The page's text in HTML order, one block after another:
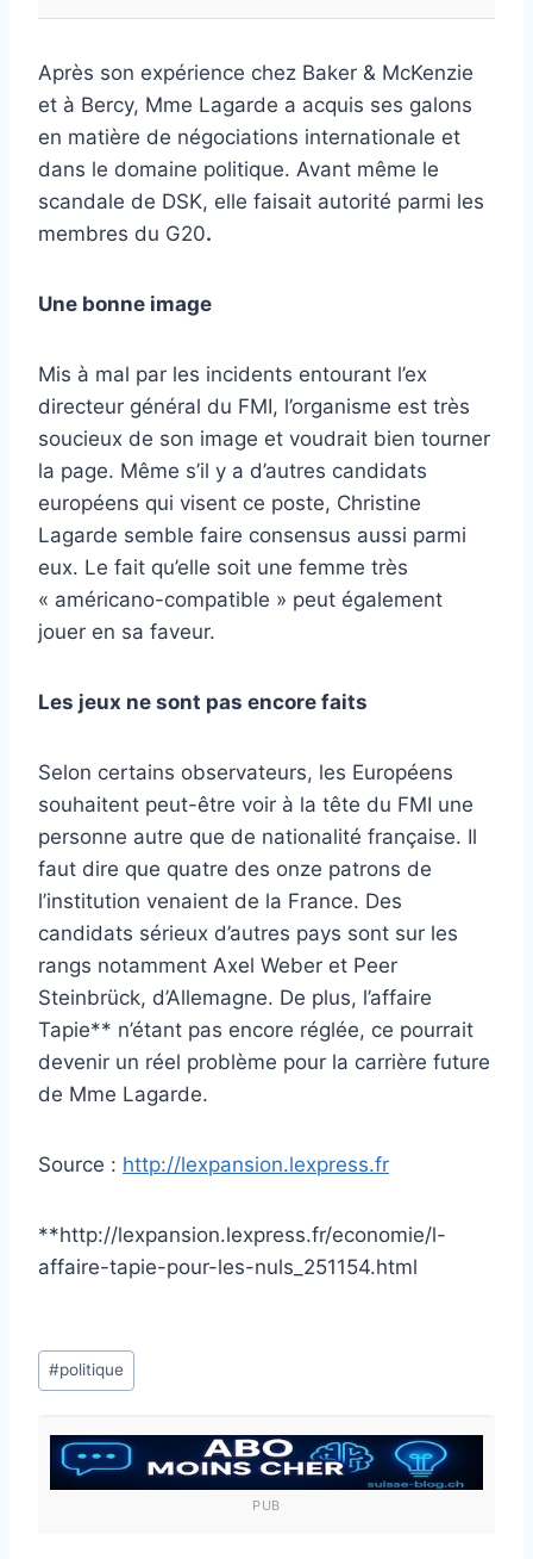
Après son expérience chez Baker & McKenzie
et à Bercy, Mme Lagarde a acquis ses galons
en matière de négociations internationale et
dans le domaine politique. Avant même le
scandale de DSK, elle faisait autorité parmi les
membres du G20.
Une bonne image
Mis à mal par les incidents entourant l’ex
directeur général du FMI, l’organisme est très
soucieux de son image et voudrait bien tourner
la page. Même s’il y a d’autres candidats
européens qui visent ce poste, Christine
Lagarde semble faire consensus aussi parmi
eux. Le fait qu’elle soit une femme très
« américano-compatible » peut également
jouer en sa faveur.
Les jeux ne sont pas encore faits
Selon certains observateurs, les Européens
souhaitent peut-être voir à la tête du FMI une
personne autre que de nationalité française. Il
faut dire que quatre des onze patrons de
l’institution venaient de la France. Des
candidats sérieux d’autres pays sont sur les
rangs notamment Axel Weber et Peer
Steinbrück, d’Allemagne. De plus, l’affaire
Tapie** n’étant pas encore réglée, ce pourrait
devenir un réel problème pour la carrière future
de Mme Lagarde.
Source : http://lexpansion.lexpress.fr
**http://lexpansion.lexpress.fr/economie/l-
affaire-tapie-pour-les-nuls_251154.html
Étiquettes
de
publication :
#politique
PUB